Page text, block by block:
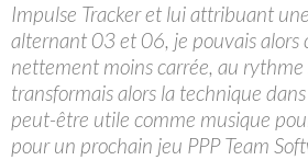
Impulse Tracker et lui attribuant
alternant 03 et 06, je pouvais alors
nettement moins carrée, au rythme
transformais alors la technique
peut-être utile comme musique
pour un prochain jeu PPP Team